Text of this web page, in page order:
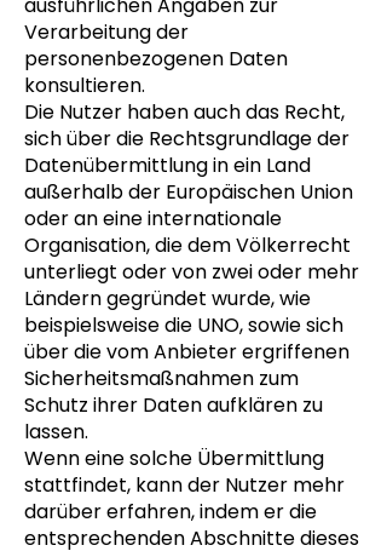
Verarbeitung der
personenbezogenen Daten
konsultieren.
Die Nutzer haben auch das Recht,
sich über die Rechtsgrundlage der
Datenübermittlung in ein Land
außerhalb der Europäischen Union
oder an eine internationale
Organisation, die dem Völkerrecht
unterliegt oder von zwei oder mehr
Ländern gegründet wurde, wie
beispielsweise die UNO, sowie sich
über die vom Anbieter ergriffenen
Sicherheitsmaßnahmen zum
Schutz ihrer Daten aufklären zu
lassen.
Wenn eine solche Übermittlung
stattfindet, kann der Nutzer mehr
darüber erfahren, indem er die
entsprechenden Abschnitte dieses